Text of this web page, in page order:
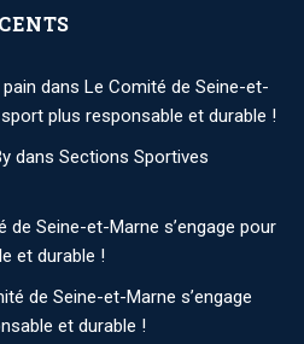
dans Le Comité de Seine-et-
plus responsable et durable !
dans Sections Sportives
de Seine-et-Marne s’engage pour
et durable !
de Seine-et-Marne s’engage
et durable !